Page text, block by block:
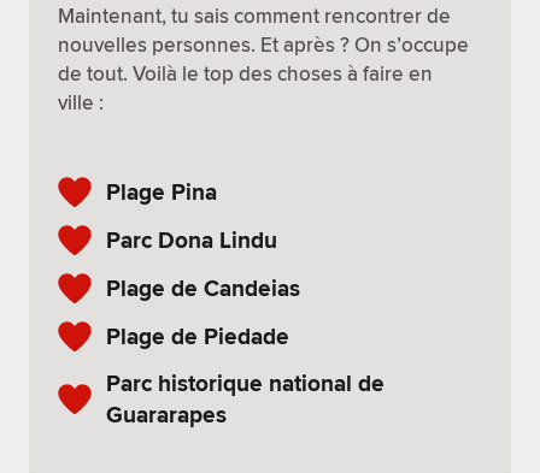
Maintenant, tu sais comment rencontrer de
nouvelles personnes. Et après ? On s’occupe
de tout. Voilà le top des choses à faire en
ville :
Plage Pina
Parc Dona Lindu
Plage de Candeias
Plage de Piedade
Parc historique national de
Guararapes